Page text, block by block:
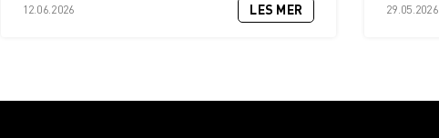
12.06.2026 LES MER 29.05.2026